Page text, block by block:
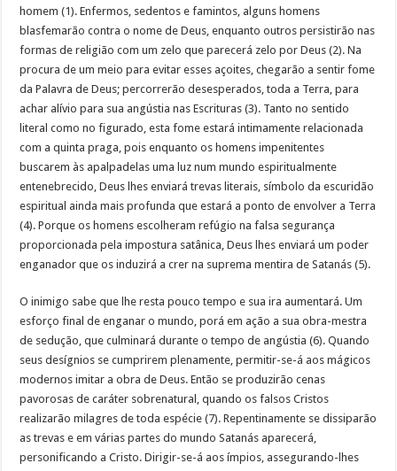
homem (1). Enfermos, sedentos e famintos, alguns homens
blasfemarão contra o nome de Deus, enquanto outros persistirão nas
formas de religião com um zelo que parecerá zelo por Deus (2). Na
procura de um meio para evitar esses açoites, chegarão a sentir fome
da Palavra de Deus; percorrerão desesperados, toda a Terra, para
achar alívio para sua angústia nas Escrituras (3). Tanto no sentido
literal como no figurado, esta fome estará intimamente relacionada
com a quinta praga, pois enquanto os homens impenitentes
buscarem às apalpadelas uma luz num mundo espiritualmente
entenebrecido, Deus lhes enviará trevas literais, símbolo da escuridão
espiritual ainda mais profunda que estará a ponto de envolver a Terra
(4). Porque os homens escolheram refúgio na falsa segurança
proporcionada pela impostura satânica, Deus lhes enviará um poder
enganador que os induzirá a crer na suprema mentira de Satanás (5).
O inimigo sabe que lhe resta pouco tempo e sua ira aumentará. Um
esforço final de enganar o mundo, porá em ação a sua obra-mestra
de sedução, que culminará durante o tempo de angústia (6). Quando
seus desígnios se cumprirem plenamente, permitir-se-á aos mágicos
modernos imitar a obra de Deus. Então se produzirão cenas
pavorosas de caráter sobrenatural, quando os falsos Cristos
realizarão milagres de toda espécie (7). Repentinamente se dissiparão
as trevas e em várias partes do mundo Satanás aparecerá,
personificando a Cristo. Dirigir-se-á aos ímpios, assegurando-lhes